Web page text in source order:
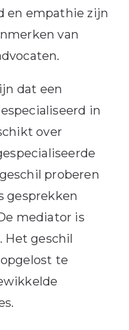
en empathie zijn
van
dat een
in
over
proberen
gesprekken
mediator is
Het geschil
te